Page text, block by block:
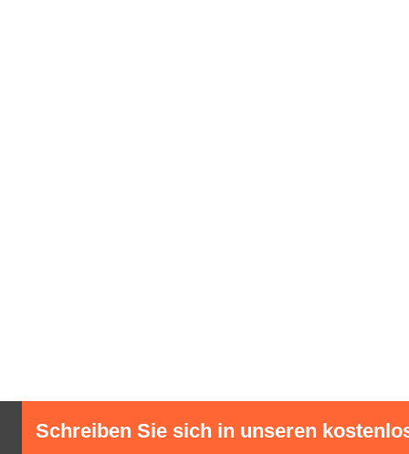
Schreiben Sie sich in unseren